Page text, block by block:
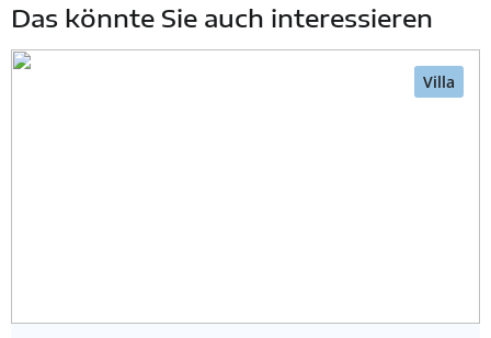
Das könnte Sie auch interessieren
Villa